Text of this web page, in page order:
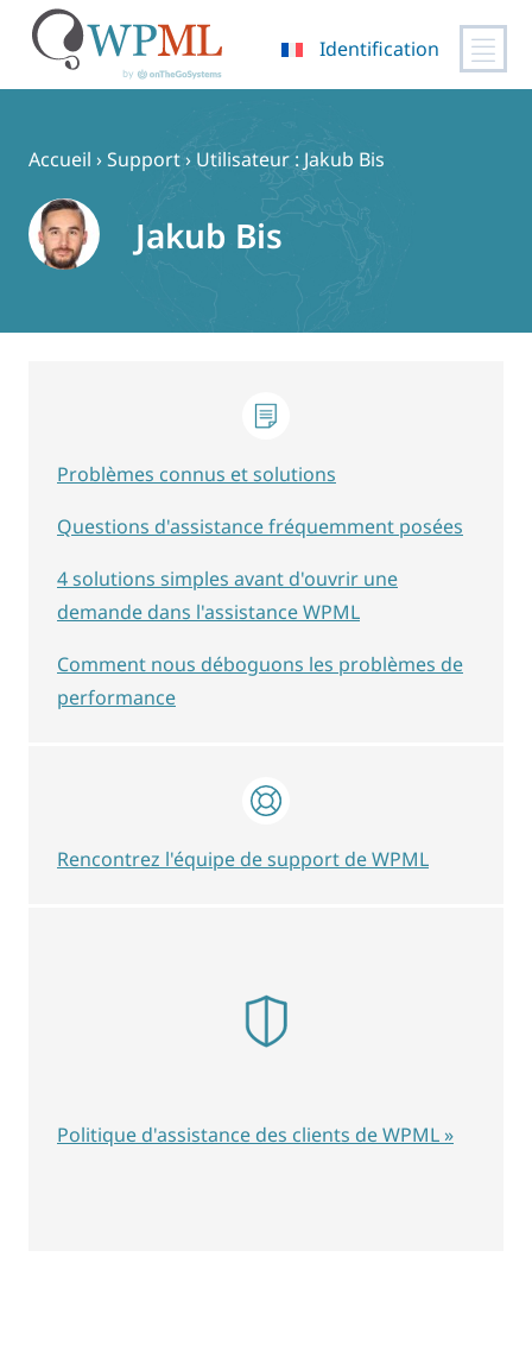
contenu
Identification
Accueil ›Support› Utilisateur : Jakub Bis
Jakub Bis
Problèmes connus et solutions
Questions d'assistance fréquemment posées
4 solutions simples avant d'ouvrir une
demande dans l'assistance WPML
Comment nous déboguons les problèmes de
performance
Rencontrez l'équipe de support de WPML
Politique d'assistance des clients de WPML »